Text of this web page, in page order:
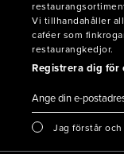
Vi tillhandahåller
caféer som
restaurangkedjor.
Registrera dig för
Jag förstår